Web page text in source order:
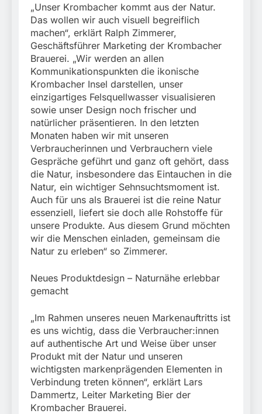
„Unser Krombacher kommt aus der Natur.
Das wollen wir auch visuell begreiflich
machen“, erklärt Ralph Zimmerer,
Geschäftsführer Marketing der Krombacher
Brauerei. „Wir werden an allen
Kommunikationspunkten die ikonische
Krombacher Insel darstellen, unser
einzigartiges Felsquellwasser visualisieren
sowie unser Design noch frischer und
natürlicher präsentieren. In den letzten
Monaten haben wir mit unseren
Verbraucherinnen und Verbrauchern viele
Gespräche geführt und ganz oft gehört, dass
die Natur, insbesondere das Eintauchen in die
Natur, ein wichtiger Sehnsuchtsmoment ist.
Auch für uns als Brauerei ist die reine Natur
essenziell, liefert sie doch alle Rohstoffe für
unsere Produkte. Aus diesem Grund möchten
wir die Menschen einladen, gemeinsam die
Natur zu erleben“ so Zimmerer.
Neues Produktdesign – Naturnähe erlebbar
gemacht
„Im Rahmen unseres neuen Markenauftritts ist
es uns wichtig, dass die Verbraucher:innen
auf authentische Art und Weise über unser
Produkt mit der Natur und unseren
wichtigsten markenprägenden Elementen in
Verbindung treten können“, erklärt Lars
Dammertz, Leiter Marketing Bier der
Krombacher Brauerei.